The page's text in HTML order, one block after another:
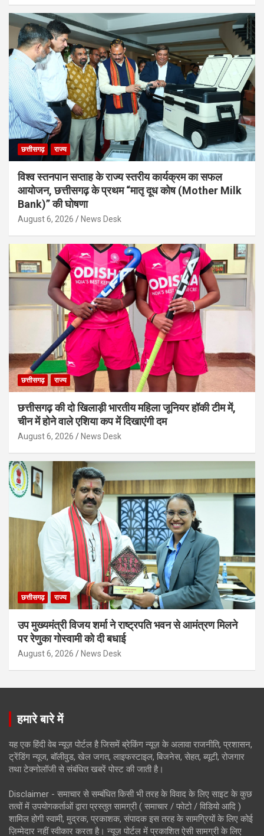
छत्तीसगढ़ राज्य
विश्व स्तनपान सप्ताह के राज्य स्तरीय कार्यक्रम का सफल
आयोजन, छत्तीसगढ़ के प्रथम “मातृ दूध कोष (Mother Milk
Bank)” की घोषणा
August 6, 2026 News Desk
छत्तीसगढ़ राज्य
छत्तीसगढ़ की दो खिलाड़ी भारतीय महिला जूनियर हॉकी टीम में,
चीन में होने वाले एशिया कप में दिखाएंगी दम
August 6, 2026 News Desk
छत्तीसगढ़ राज्य
उप मुख्यमंत्री विजय शर्मा ने राष्ट्रपति भवन से आमंत्रण मिलने
पर रेणुका गोस्वामी को दी बधाई
August 6, 2026 News Desk
हमारे बारे में
यह एक हिंदी वेब न्यूज़ पोर्टल है जिसमें ब्रेकिंग न्यूज़ के अलावा राजनीति, प्रशासन,
ट्रेंडिंग न्यूज, बॉलीवुड, खेल जगत, लाइफस्टाइल, बिजनेस, सेहत, ब्यूटी, रोजगार
तथा टेक्नोलॉजी से संबंधित खबरें पोस्ट की जाती है।
Disclaimer - समाचार से सम्बंधित किसी भी तरह के विवाद के लिए साइट के कुछ
तत्वों में उपयोगकर्ताओं द्वारा प्रस्तुत सामग्री ( समाचार / फोटो / विडियो आदि )
शामिल होगी स्वामी, मुद्रक, प्रकाशक, संपादक इस तरह के सामग्रियों के लिए कोई
ज़िम्मेदार नहीं स्वीकार करता है। न्यूज़ पोर्टल में प्रकाशित ऐसी सामग्री के लिए